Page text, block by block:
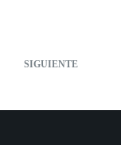
SIGUIENTE